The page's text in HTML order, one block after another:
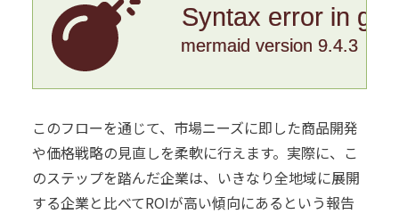
Syntax error in
mermaid version 9.4.3
このフローを通じて、市場ニーズに即した商品開発
や価格戦略の見直しを柔軟に行えます。実際に、こ
のステップを踏んだ企業は、いきなり全地域に展開
する企業と比べてROIが高い傾向にあるという報告